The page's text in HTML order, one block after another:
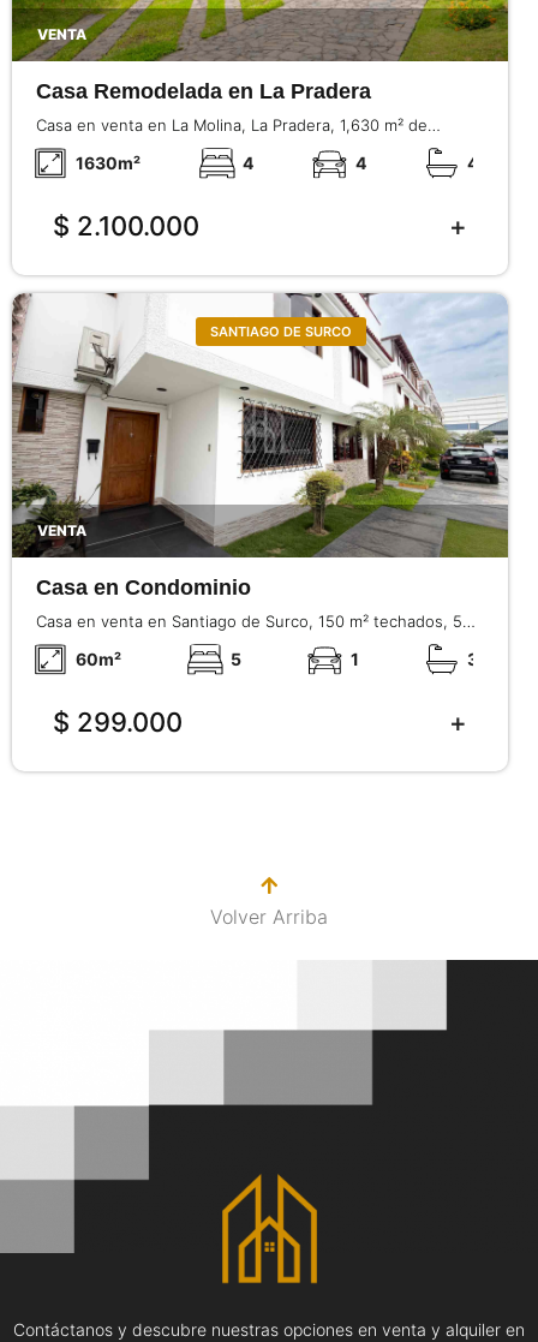
VENTA
Casa Remodelada en La Pradera
Casa en venta en La Molina, La Pradera, 1,630 m² de
terreno, 550 m² construidos, 4 dormitorios con baño, gran
jardín y remodelación interior completa.
1630m² 4 4 4
$ 2.100.000
SANTIAGO DE SURCO
VENTA
Casa en Condominio
Casa en venta en Santiago de Surco, 150 m² techados, 5
dormitorios, condominio con seguridad 24/7, cerca a Av. El
Derby y Av. El Polo.
60m² 5 1 3
$ 299.000
Volver Arriba
Contáctanos y descubre nuestras opciones en venta y alquiler en